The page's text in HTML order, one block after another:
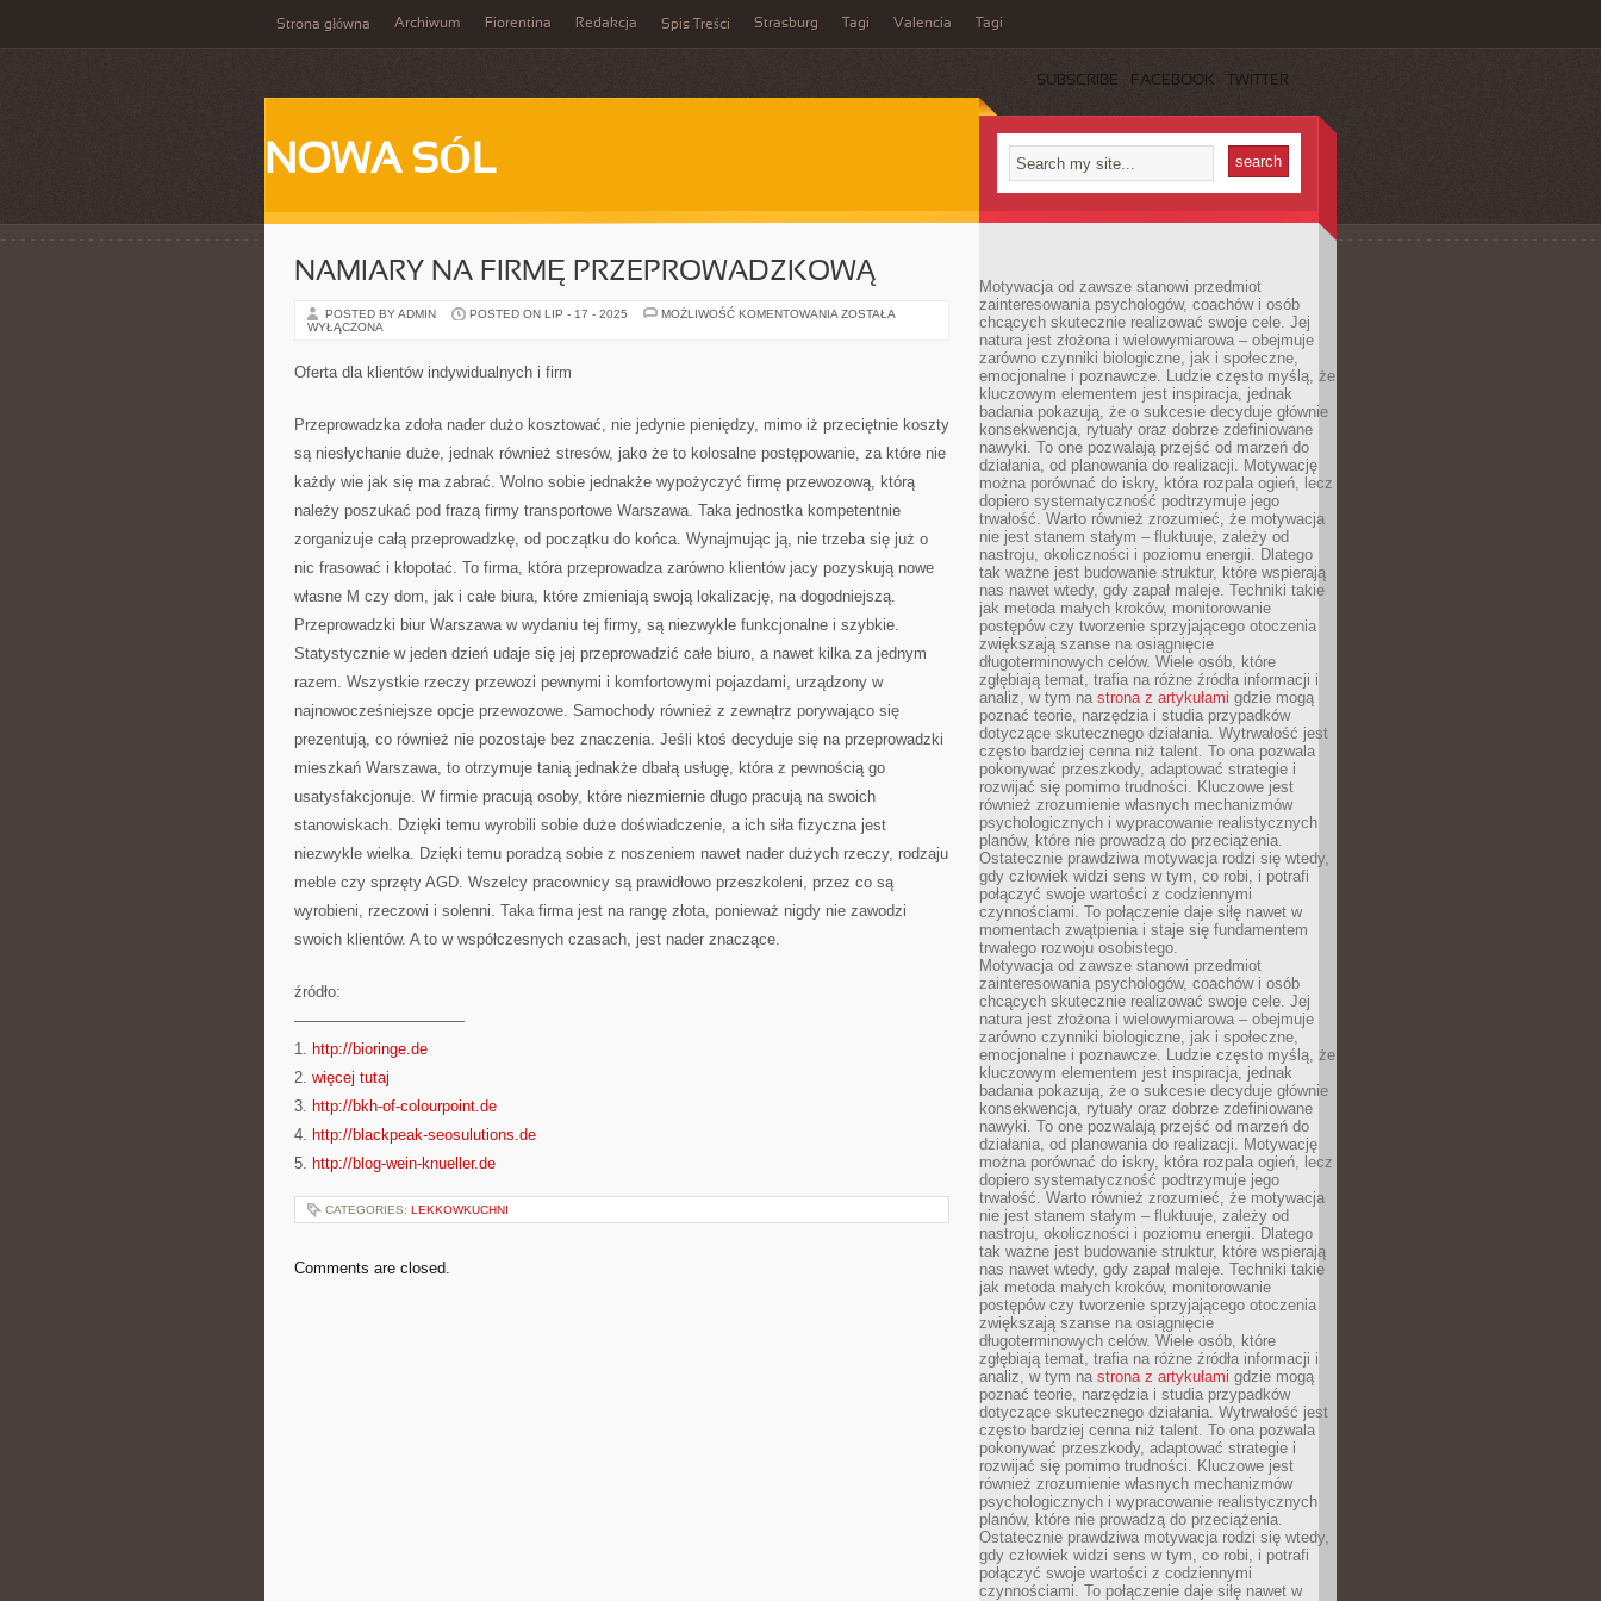
Strona główna Archiwum Fiorentina Redakcja Spis Treści Strasburg Tagi Valencia Tagi
SUBSCRIBE FACEBOOK TWITTER
NOWA SÓL
NAMIARY NA FIRMĘ PRZEPROWADZKOWĄ
POSTED BY ADMIN POSTED ON LIP - 17 - 2025 MOŻLIWOŚĆ KOMENTOWANIA NAMIARY
ZOSTAŁA
WYŁĄCZONA
Oferta dla klientów indywidualnych i firm
Przeprowadzka zdoła nader dużo kosztować, nie jedynie pieniędzy, mimo iż przeciętnie koszty
są niesłychanie duże, jednak również stresów, jako że to kolosalne postępowanie, za które nie
każdy wie jak się ma zabrać. Wolno sobie jednakże wypożyczyć firmę przewozową, którą
należy poszukać pod frazą firmy transportowe Warszawa. Taka jednostka kompetentnie
zorganizuje całą przeprowadzkę, od początku do końca. Wynajmując ją, nie trzeba się już o
nic frasować i kłopotać. To firma, która przeprowadza zarówno klientów jacy pozyskują nowe
własne M czy dom, jak i całe biura, które zmieniają swoją lokalizację, na dogodniejszą.
Przeprowadzki biur Warszawa w wydaniu tej firmy, są niezwykle funkcjonalne i szybkie.
Statystycznie w jeden dzień udaje się jej przeprowadzić całe biuro, a nawet kilka za jednym
razem. Wszystkie rzeczy przewozi pewnymi i komfortowymi pojazdami, urządzony w
najnowocześniejsze opcje przewozowe. Samochody również z zewnątrz porywająco się
prezentują, co również nie pozostaje bez znaczenia. Jeśli ktoś decyduje się na przeprowadzki
mieszkań Warszawa, to otrzymuje tanią jednakże dbałą usługę, która z pewnością go
usatysfakcjonuje. W firmie pracują osoby, które niezmiernie długo pracują na swoich
stanowiskach. Dzięki temu wyrobili sobie duże doświadczenie, a ich siła fizyczna jest
niezwykle wielka. Dzięki temu poradzą sobie z noszeniem nawet nader dużych rzeczy, rodzaju
meble czy sprzęty AGD. Wszelcy pracownicy są prawidłowo przeszkoleni, przez co są
wyrobieni, rzeczowi i solenni. Taka firma jest na rangę złota, ponieważ nigdy nie zawodzi
swoich klientów. A to w współczesnych czasach, jest nader znaczące.
źródło:
———————————
1. http://bioringe.de
2. więcej tutaj
3. http://bkh-of-colourpoint.de
4. http://blackpeak-seosulutions.de
5. http://blog-wein-knueller.de
CATEGORIES: LEKKOWKUCHNI
Comments are closed.
Motywacja od zawsze stanowi przedmiot
zainteresowania psychologów, coachów i osób
chcących skutecznie realizować swoje cele. Jej
natura jest złożona i wielowymiarowa – obejmuje
zarówno czynniki biologiczne, jak i społeczne,
emocjonalne i poznawcze. Ludzie często myślą, że
kluczowym elementem jest inspiracja, jednak
badania pokazują, że o sukcesie decyduje głównie
konsekwencja, rytuały oraz dobrze zdefiniowane
nawyki. To one pozwalają przejść od marzeń do
działania, od planowania do realizacji. Motywację
można porównać do iskry, która rozpala ogień, lecz
dopiero systematyczność podtrzymuje jego
trwałość. Warto również zrozumieć, że motywacja
nie jest stanem stałym – fluktuuje, zależy od
nastroju, okoliczności i poziomu energii. Dlatego
tak ważne jest budowanie struktur, które wspierają
nas nawet wtedy, gdy zapał maleje. Techniki takie
jak metoda małych kroków, monitorowanie
postępów czy tworzenie sprzyjającego otoczenia
zwiększają szanse na osiągnięcie
długoterminowych celów. Wiele osób, które
zgłębiają temat, trafia na różne źródła informacji i
analiz, w tym na strona z artykułami gdzie mogą
poznać teorie, narzędzia i studia przypadków
dotyczące skutecznego działania. Wytrwałość jest
często bardziej cenna niż talent. To ona pozwala
pokonywać przeszkody, adaptować strategie i
rozwijać się pomimo trudności. Kluczowe jest
również zrozumienie własnych mechanizmów
psychologicznych i wypracowanie realistycznych
planów, które nie prowadzą do przeciążenia.
Ostatecznie prawdziwa motywacja rodzi się wtedy,
gdy człowiek widzi sens w tym, co robi, i potrafi
połączyć swoje wartości z codziennymi
czynnościami. To połączenie daje siłę nawet w
momentach zwątpienia i staje się fundamentem
trwałego rozwoju osobistego.
Motywacja od zawsze stanowi przedmiot
zainteresowania psychologów, coachów i osób
chcących skutecznie realizować swoje cele. Jej
natura jest złożona i wielowymiarowa – obejmuje
zarówno czynniki biologiczne, jak i społeczne,
emocjonalne i poznawcze. Ludzie często myślą, że
kluczowym elementem jest inspiracja, jednak
badania pokazują, że o sukcesie decyduje głównie
konsekwencja, rytuały oraz dobrze zdefiniowane
nawyki. To one pozwalają przejść od marzeń do
działania, od planowania do realizacji. Motywację
można porównać do iskry, która rozpala ogień, lecz
dopiero systematyczność podtrzymuje jego
trwałość. Warto również zrozumieć, że motywacja
nie jest stanem stałym – fluktuuje, zależy od
nastroju, okoliczności i poziomu energii. Dlatego
tak ważne jest budowanie struktur, które wspierają
nas nawet wtedy, gdy zapał maleje. Techniki takie
jak metoda małych kroków, monitorowanie
postępów czy tworzenie sprzyjającego otoczenia
zwiększają szanse na osiągnięcie
długoterminowych celów. Wiele osób, które
zgłębiają temat, trafia na różne źródła informacji i
analiz, w tym na strona z artykułami gdzie mogą
poznać teorie, narzędzia i studia przypadków
dotyczące skutecznego działania. Wytrwałość jest
często bardziej cenna niż talent. To ona pozwala
pokonywać przeszkody, adaptować strategie i
rozwijać się pomimo trudności. Kluczowe jest
również zrozumienie własnych mechanizmów
psychologicznych i wypracowanie realistycznych
planów, które nie prowadzą do przeciążenia.
Ostatecznie prawdziwa motywacja rodzi się wtedy,
gdy człowiek widzi sens w tym, co robi, i potrafi
połączyć swoje wartości z codziennymi
czynnościami. To połączenie daje siłę nawet w